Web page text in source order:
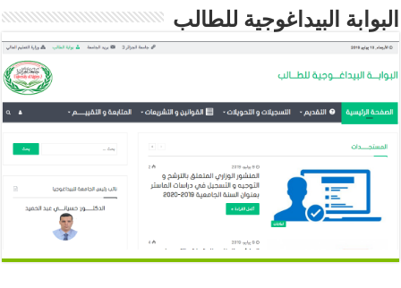
البوابة البيداغوجية للطالب